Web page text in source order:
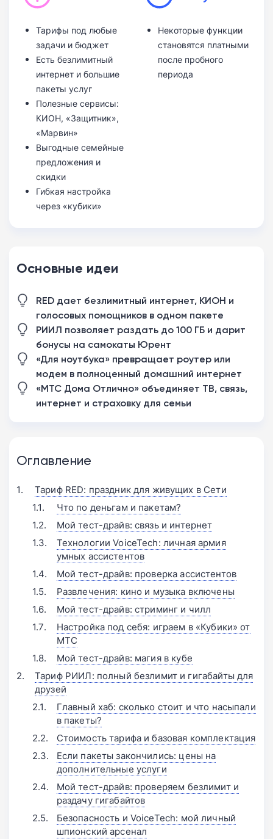
Тарифы под любые
задачи и бюджет
Есть безлимитный
интернет и большие
пакеты услуг
Полезные сервисы:
КИОН, «Защитник»,
«Марвин»
Выгодные семейные
предложения и
скидки
Гибкая настройка
через «кубики»
Некоторые функции
становятся платными
после пробного
периода
Основные идеи
RED дает безлимитный интернет, КИОН и
голосовых помощников в одном пакете
РИИЛ позволяет раздать до 100 ГБ и дарит
бонусы на самокаты Юрент
«Для ноутбука» превращает роутер или
модем в полноценный домашний интернет
«МТС Дома Отлично» объединяет ТВ, связь,
интернет и страховку для семьи
Оглавление
Тариф RED: праздник для живущих в Сети
Что по деньгам и пакетам?
Мой тест-драйв: связь и интернет
Технологии VoiceTech: личная армия
умных ассистентов
Мой тест-драйв: проверка ассистентов
Развлечения: кино и музыка включены
Мой тест-драйв: стриминг и чилл
Настройка под себя: играем в «Кубики» от
МТС
Мой тест-драйв: магия в кубе
Тариф РИИЛ: полный безлимит и гигабайты для
друзей
Главный хаб: сколько стоит и что насыпали
в пакеты?
Стоимость тарифа и базовая комплектация
Если пакеты закончились: цены на
дополнительные услуги
Мой тест-драйв: проверяем безлимит и
раздачу гигабайтов
Безопасность и VoiceTech: мой личный
шпионский арсенал